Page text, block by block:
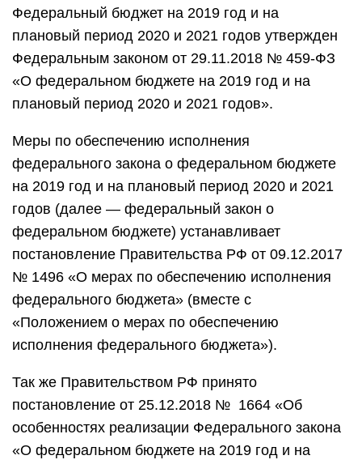
Федеральный бюджет на 2019 год и на
плановый период 2020 и 2021 годов утвержден
Федеральным законом от 29.11.2018 № 459-ФЗ
«О федеральном бюджете на 2019 год и на
плановый период 2020 и 2021 годов».
Меры по обеспечению исполнения
федерального закона о федеральном бюджете
на 2019 год и на плановый период 2020 и 2021
годов (далее — федеральный закон о
федеральном бюджете) устанавливает
постановление Правительства РФ от 09.12.2017
№ 1496 «О мерах по обеспечению исполнения
федерального бюджета» (вместе с
«Положением о мерах по обеспечению
исполнения федерального бюджета»).
Так же Правительством РФ принято
постановление от 25.12.2018 № 1664 «Об
особенностях реализации Федерального закона
«О федеральном бюджете на 2019 год и на